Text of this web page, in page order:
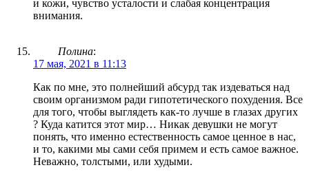
и кожи, чувство усталости и слабая концентрация
внимания.
Полина:
17 мая, 2021 в 11:13
Как по мне, это полнейший абсурд так издеваться над
своим организмом ради гипотетического похудения. Все
для того, чтобы выглядеть как-то лучше в глазах других
? Куда катится этот мир… Никак девушки не могут
понять, что именно естественность самое ценное в нас,
и то, какими мы сами себя примем и есть самое важное.
Неважно, толстыми, или худыми.